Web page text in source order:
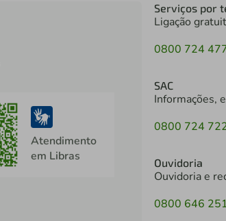
Atendimento
em Libras
Serviços por
Ligação
0800 724
SAC
Informações,
0800 724
Ouvidoria
Ouvidoria e
0800 646